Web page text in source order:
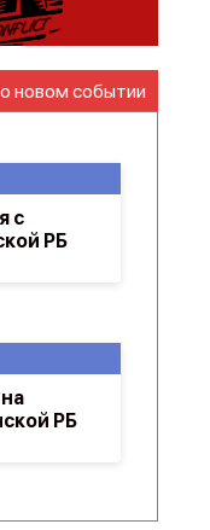
новом событии
РБ
с
РБ